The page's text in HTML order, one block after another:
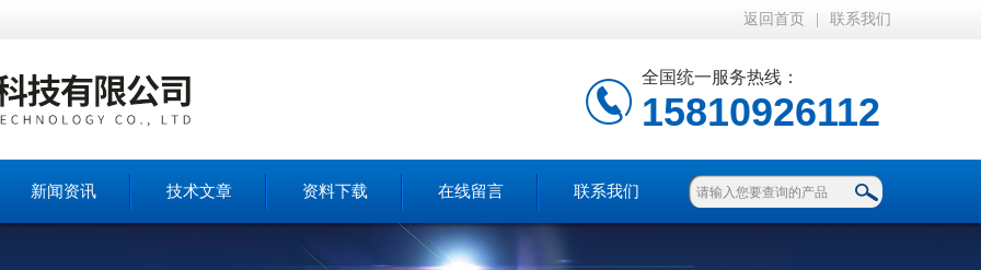
返回首页 联系我们
全国统一服务热线：
15810926112
新闻资讯 技术文章 资料下载 在线留言 联系我们